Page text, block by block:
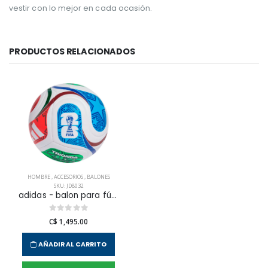
vestir con lo mejor en cada ocasión.
PRODUCTOS RELACIONADOS
HOMBRE,ACCESORIOS, BALONES
SKU: JD8032
adidas - balon para fútbol wc trn para hombre
C$ 1,495.00
AÑADIR AL CARRITO